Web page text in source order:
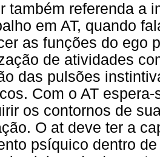
também referenda a
em AT, quando
as funções do ego
de atividades
das pulsões
Com o AT
os contornos de
O at deve ter a
psíquico dentro